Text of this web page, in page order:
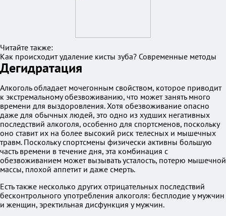
Читайте также:
Как происходит удаление кисты зуба? Современные методы
Дегидратация
Алкоголь обладает мочегонным свойством, которое приводит
к экстремальному обезвоживанию, что может занять много
времени для выздоровления. Хотя обезвоживание опасно
даже для обычных людей, это одно из худших негативных
последствий алкоголя, особенно для спортсменов, поскольку
оно ставит их на более высокий риск телесных и мышечных
травм. Поскольку спортсмены физически активны большую
часть времени в течение дня, эта комбинация с
обезвоживанием может вызывать усталость, потерю мышечной
массы, плохой аппетит и даже смерть.
Есть также несколько других отрицательных последствий
бесконтрольного употребления алкоголя: бесплодие у мужчин
и женщин, эректильная дисфункция у мужчин.